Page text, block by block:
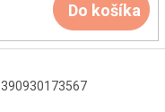
Do košíka